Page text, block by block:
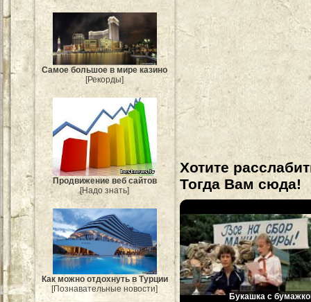
Самое большое в мире казино
[Рекорды]
Продвижение веб сайтов
[Надо знать]
Как можно отдохнуть в Турции
[Познавательные новости]
Хотите
Тогда Вам сюда!
Букашка с